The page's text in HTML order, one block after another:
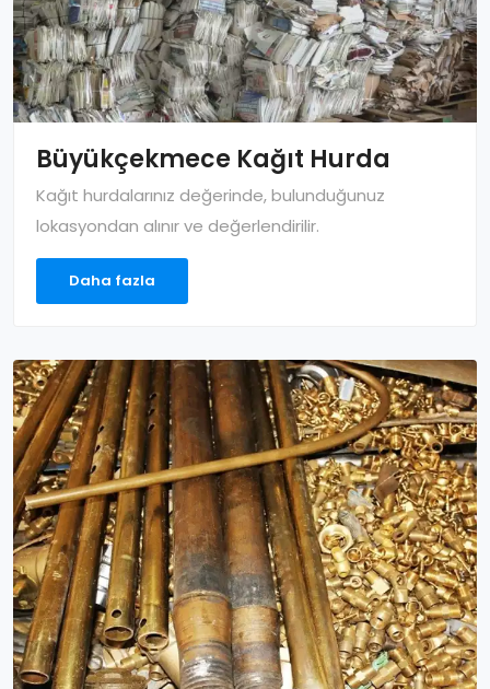
Büyükçekmece Kağıt Hurda
Kağıt hurdalarınız değerinde, bulunduğunuz
lokasyondan alınır ve değerlendirilir.
Daha fazla